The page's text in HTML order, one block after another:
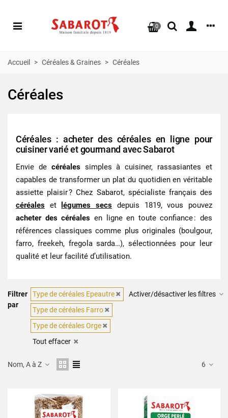
0
Accueil > Céréales & Graines > Céréales
Céréales
Céréales : acheter des céréales en ligne pour
cuisiner varié et gourmand avec Sabarot
Envie de céréalessimples à cuisiner, rassasiantes et
capables de transformer un plat du quotidien en véritable
assiette plaisir ? Chez Sabarot, spécialiste français des
céréales et légumes secs depuis 1819, vous pouvez
acheter des céréales en ligne en toute confiance : des
références classiques comme plus originales (boulgour,
farro, freekeh, fregola sarda…), sélectionnées pour leur
qualité et leur facilité d’utilisation.
Filtrer
par
Type de céréales Epeautre
Type de céréales Farro
Type de céréales Orge
Tout effacer
Activer/désactiver les filtres
Nom, A à Z 6